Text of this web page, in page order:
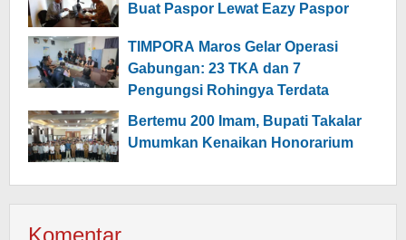
Buat Paspor Lewat Eazy Paspor
TIMPORA Maros Gelar Operasi
Gabungan: 23 TKA dan 7
Pengungsi Rohingya Terdata
Bertemu 200 Imam, Bupati Takalar
Umumkan Kenaikan Honorarium
Komentar